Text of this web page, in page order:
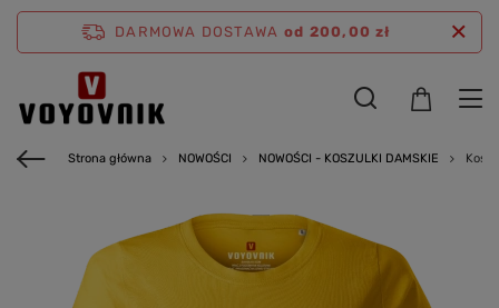
DARMOWA DOSTAWA od 200,00 zł
Strona główna NOWOŚCI NOWOŚCI - KOSZULKI DAMSKIE